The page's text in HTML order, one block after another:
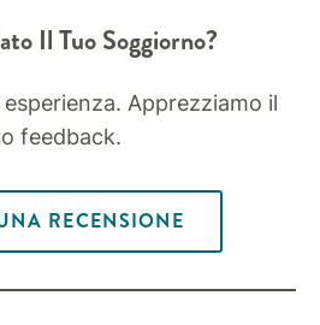
Il Tuo Soggiorno?
Apprezziamo il
feedback.
RECENSIONE